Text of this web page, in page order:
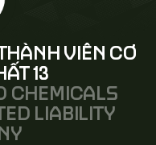
VIÊN CƠ
13
CHEMICALS
LIABILITY